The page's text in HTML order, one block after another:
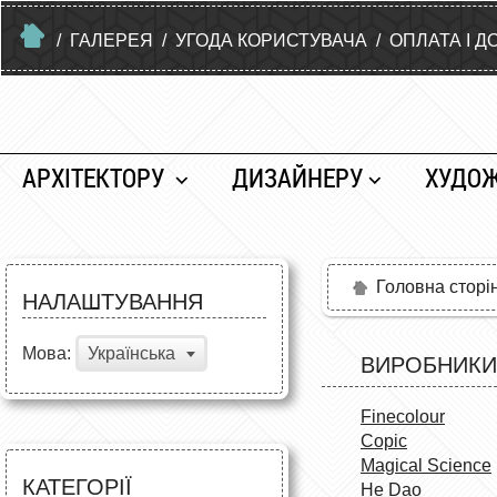
/ ГАЛЕРЕЯ / УГОДА КОРИСТУВАЧА / ОПЛАТА І
АРХІТЕКТОРУ ДИЗАЙНЕРУ
НАЛАШТУВАННЯ
Мова: Українська
КАТЕГОРІЇ
Головна
ВИРОБНИКИ
Finecolour
Copic
Magical Science
He Dao